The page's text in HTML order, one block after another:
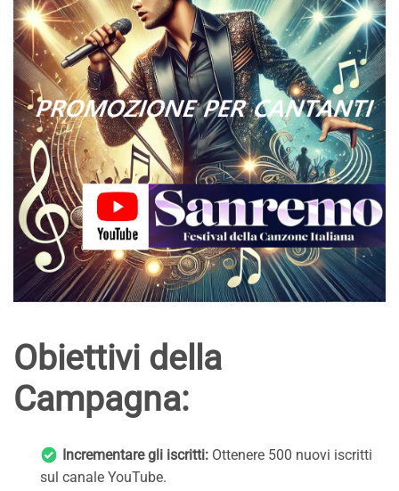
Obiettivi della
Campagna:
Incrementare gli iscritti: Ottenere 500 nuovi iscritti
sul canale YouTube.